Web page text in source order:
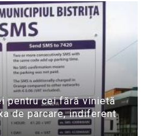
pentru cei fără vinietă
de parcare, indiferent